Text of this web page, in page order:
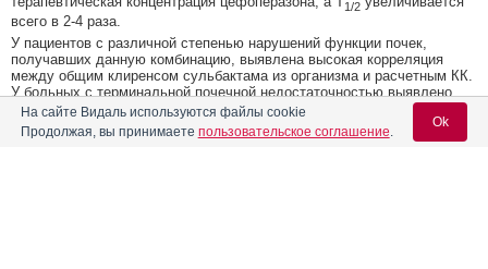
1/2
всего в 2-4 раза.
У пациентов с различной степенью нарушений функции почек,
получавших данную комбинацию, выявлена высокая корреляция
между общим клиренсом сульбактама из организма и расчетным КК.
У больных с терминальной почечной недостаточностью выявлено
значительное удлинение T1/2сульбактама (в среднем 6.9 ч и 9.7 ч в
различных исследованиях). Гемодиализ вызывал значительные
изменения T
, общего клиренса из организма и V сульбактама.
На сайте Видаль используются файлы cookie
Продолжая, вы принимаете пользовательское соглашение.
Ok